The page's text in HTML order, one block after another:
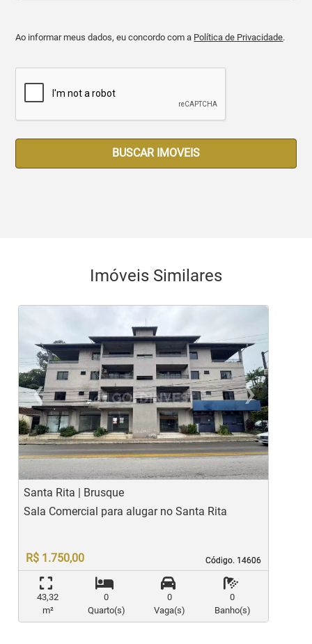
Ao informar meus dados, eu concordo com a Política de Privacidade.
BUSCAR IMOVEIS
Imóveis Similares
‹
Previous
›
Santa Rita | Brusque
Código. 14606
Código. 14606
Sala Comercial para alugar no Santa Rita
R$ 1.750,00
43,32
m²
0
Quarto(s)
0
Vaga(s)
0
Banho(s)